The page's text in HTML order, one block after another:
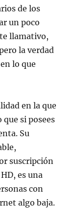
de los
un poco
llamativo,
la verdad
lo que
en la que
si posees
Su
suscripción
es una
con
algo baja.